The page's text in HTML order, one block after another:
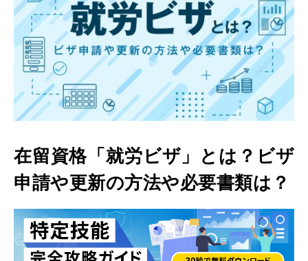
在留資格「就労ビザ」とは？ビザ
申請や更新の方法や必要書類は？